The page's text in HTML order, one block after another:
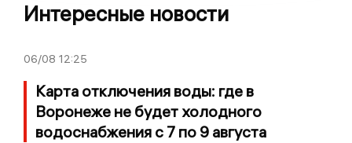
Интересные новости
06/08 12:25
Карта отключения воды: где в
Воронеже не будет холодного
водоснабжения с 7 по 9 августа